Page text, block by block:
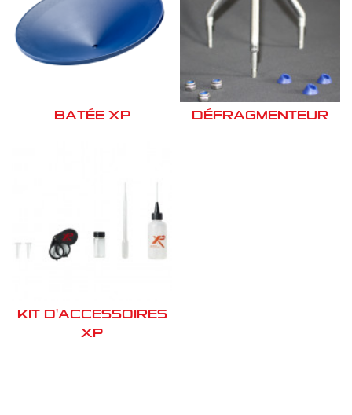
BATÉE XP DÉFRAGMENTEUR
KIT D'ACCESSOIRES
XP